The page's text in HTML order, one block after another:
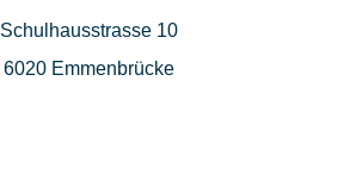
Schulhausstrasse 10
6020 Emmenbrücke